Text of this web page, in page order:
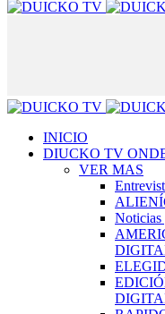
INICIO
DIUCKO TV
VER MAS
Noticias